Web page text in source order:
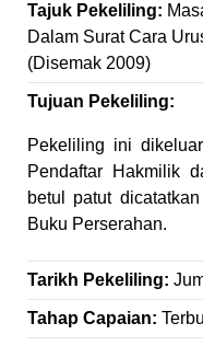
Tajuk Pekeliling:
Dalam Surat Cara
(Disemak 2009)
Tujuan Pekeliling:
Pekeliling ini
Pendaftar Hakmilik
betul patut
Buku Perserahan.
Tarikh Pekeliling:
Tahap Capaian: